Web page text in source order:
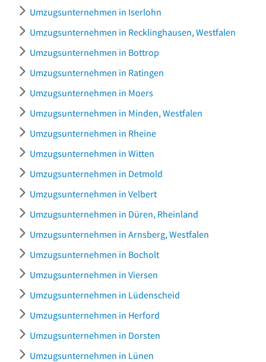
Umzugsunternehmen in Iserlohn
Umzugsunternehmen in Recklinghausen, Westfalen
Umzugsunternehmen in Bottrop
Umzugsunternehmen in Ratingen
Umzugsunternehmen in Moers
Umzugsunternehmen in Minden, Westfalen
Umzugsunternehmen in Rheine
Umzugsunternehmen in Witten
Umzugsunternehmen in Detmold
Umzugsunternehmen in Velbert
Umzugsunternehmen in Düren, Rheinland
Umzugsunternehmen in Arnsberg, Westfalen
Umzugsunternehmen in Bocholt
Umzugsunternehmen in Viersen
Umzugsunternehmen in Lüdenscheid
Umzugsunternehmen in Herford
Umzugsunternehmen in Dorsten
Umzugsunternehmen in Lünen